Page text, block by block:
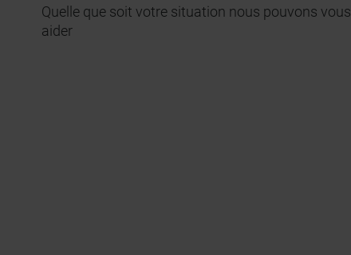
Quelle que soit votre situation nous pouvons vous
aider